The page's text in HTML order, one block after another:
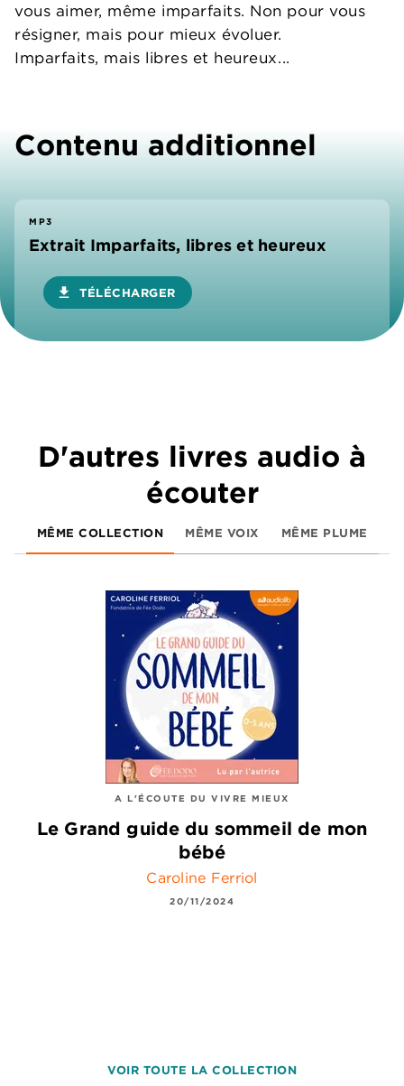
vous aimer, même imparfaits. Non pour vous
résigner, mais pour mieux évoluer.
Imparfaits, mais libres et heureux...
Contenu additionnel
MP3
Extrait Imparfaits, libres et heureux
download TÉLÉCHARGER
D'autres livres audio à
écouter
MÊME COLLECTION MÊME VOIX MÊME PLUME
A L'ÉCOUTE DU VIVRE MIEUX
Le Grand guide du sommeil de mon
bébé
Caroline Ferriol
20/11/2024
VOIR TOUTE LA COLLECTION